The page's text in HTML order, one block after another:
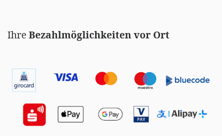
IhreBezahlmöglichkeiten vor Ort